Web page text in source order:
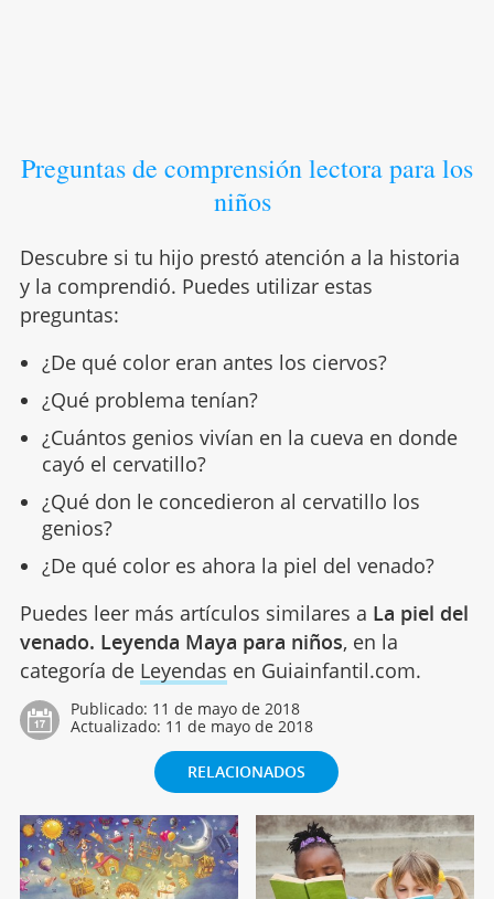
Preguntas de comprensión lectora para los
niños
Descubre si tu hijo prestó atención a la historia
y la comprendió. Puedes utilizar estas
preguntas:
¿De qué color eran antes los ciervos?
¿Qué problema tenían?
¿Cuántos genios vivían en la cueva en donde
cayó el cervatillo?
¿Qué don le concedieron al cervatillo los
genios?
¿De qué color es ahora la piel del venado?
Puedes leer más artículos similares a La piel del
venado. Leyenda Maya para niños, en la
categoría de Leyendas en Guiainfantil.com.
Publicado: 11 de mayo de 2018
Actualizado: 11 de mayo de 2018
RELACIONADOS